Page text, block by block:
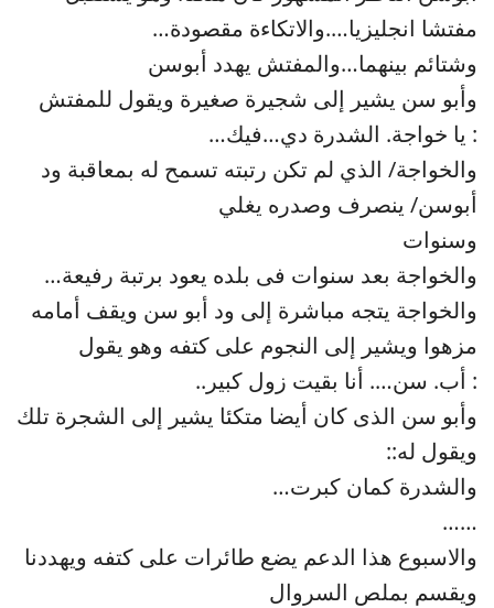
مفتشا انجليزيا….والاتكاءة مقصودة…
وشتائم بينهما…والمفتش يهدد أبوسن
وأبو سن يشير إلى شجيرة صغيرة ويقول للمفتش
: يا خواجة. الشدرة دي…فيك…
والخواجة/ الذي لم تكن رتبته تسمح له بمعاقبة ود
أبوسن/ ينصرف وصدره يغلي
وسنوات
والخواجة بعد سنوات فى بلده يعود برتبة رفيعة…
والخواجة يتجه مباشرة إلى ود أبو سن ويقف أمامه
مزهوا ويشير إلى النجوم على كتفه وهو يقول
: أب. سن…. أنا بقيت زول كبير..
وأبو سن الذى كان أيضا متكئا يشير إلى الشجرة تلك
ويقول له::
والشدرة كمان كبرت…
……
والاسبوع هذا الدعم يضع طائرات على كتفه ويهددنا
ويقسم بملص السروال